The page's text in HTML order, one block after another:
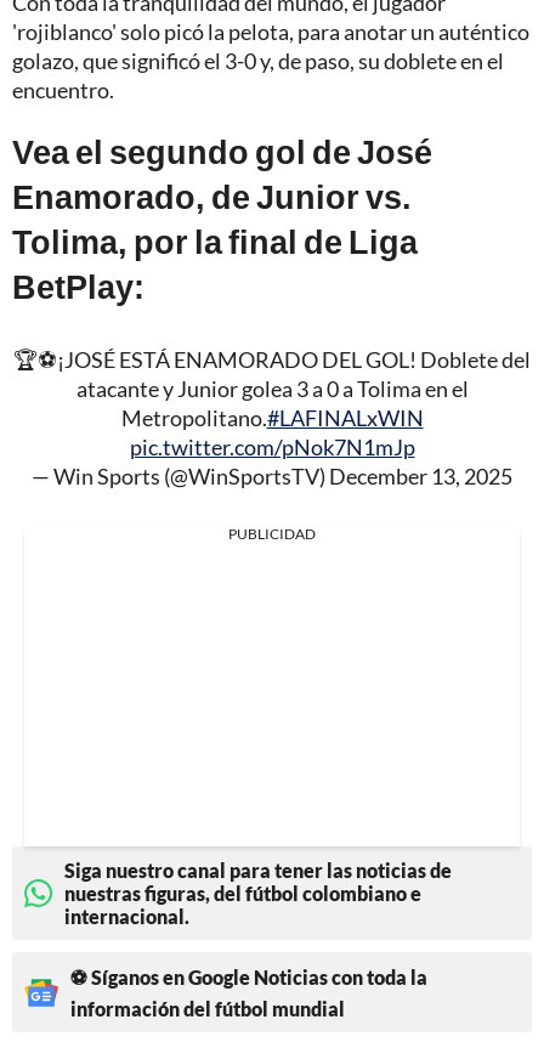
'rojiblanco' solo picó la pelota, para anotar un auténtico
golazo, que significó el 3-0 y, de paso, su doblete en el
encuentro.
Vea el segundo gol de José
Enamorado, de Junior vs.
Tolima, por la final de Liga
BetPlay:
🏆⚽¡JOSÉ ESTÁ ENAMORADO DEL GOL! Doblete del
atacante y Junior golea 3 a 0 a Tolima en el
Metropolitano.#LAFINALxWIN
pic.twitter.com/pNok7N1mJp
— Win Sports (@WinSportsTV) December 13, 2025
PUBLICIDAD
Siga nuestro canal para tener las noticias de
nuestras figuras, del fútbol colombiano e
internacional.
⚽ Síganos en Google Noticias con toda la
información del fútbol mundial